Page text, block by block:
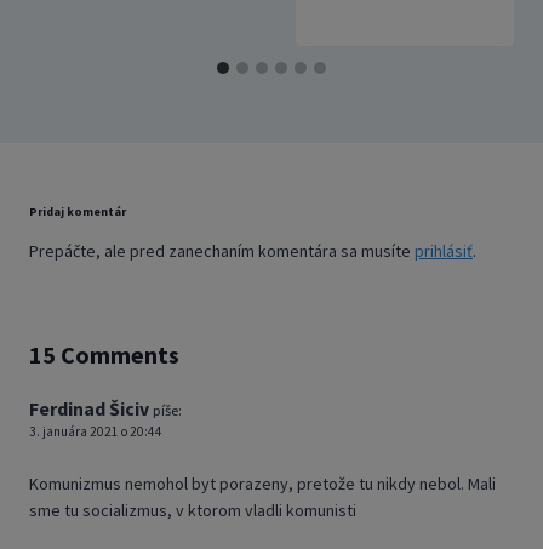
Pridaj komentár
Prepáčte, ale pred zanechaním komentára sa musíte prihlásiť.
15 Comments
Ferdinad Šiciv píše:
3. januára 2021 o 20:44
Komunizmus nemohol byt porazeny, pretože tu nikdy nebol. Mali
sme tu socializmus, v ktorom vladli komunisti